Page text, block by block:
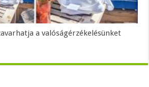
a valóságérzékelésünket